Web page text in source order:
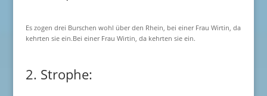
Es zogen drei Burschen wohl über den Rhein, bei einer Frau Wirtin, da
kehrten sie ein.Bei einer Frau Wirtin, da kehrten sie ein.
2. Strophe: